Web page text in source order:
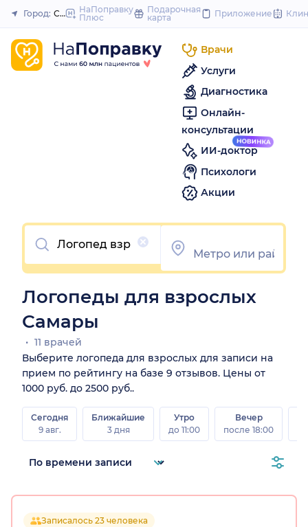
to
Закрыть
Город: СамараНаПоправку
Плюс
Подарочная
карта
Приложение
Врачи
Услуги
Диагностика
Онлайн-
консультации
ИИ-доктор
Психологи
Акции
Очистить
Логопеды для взрослых
Самары
11 врачей
Выберите логопеда для взрослых для записи на
прием по рейтингу на базе 9 отзывов. Цены от
1000 руб. до 2500 руб..
Сегодня
9 авг.
Ближайшие
3 дня
Утро
до 11:00
Вечер
после 18:00
Записалось 23 человека